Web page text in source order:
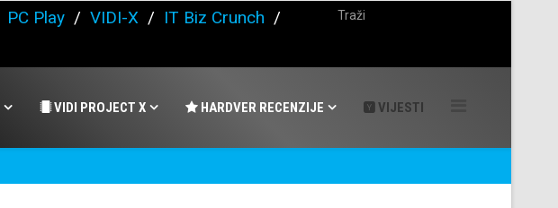
PC Play / VIDI-X / IT Biz Crunch /
VIDI PROJECT X HARDVER RECENZIJE VIJESTI